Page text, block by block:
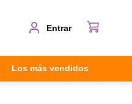
Entrar
Los más vendidos